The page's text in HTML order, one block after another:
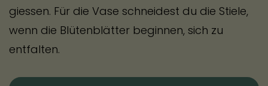
giessen. Für die Vase schneidest du die Stiele,
wenn die Blütenblätter beginnen, sich zu
entfalten.